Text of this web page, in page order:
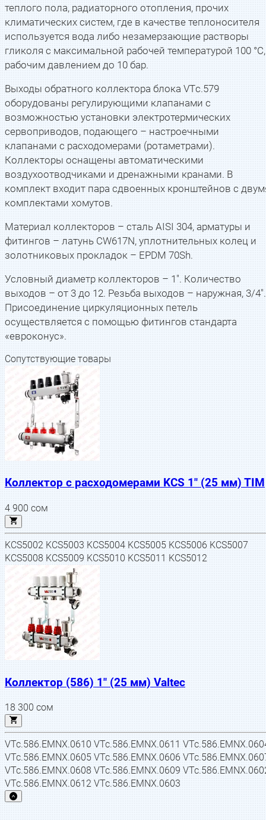
теплого пола, радиаторного отопления, прочих
климатических систем, где в качестве теплоносителя
используется вода либо незамерзающие растворы
гликоля с максимальной рабочей температурой 100 °С,
рабочим давлением до 10 бар.
Выходы обратного коллектора блока VTс.579
оборудованы регулирующими клапанами с
возможностью установки электротермических
сервоприводов, подающего – настроечными
клапанами с расходомерами (ротаметрами).
Коллекторы оснащены автоматическими
воздухоотводчиками и дренажными кранами. В
комплект входит пара сдвоенных кронштейнов с
комплектами хомутов.
Материал коллекторов – сталь AISI 304, арматуры и
фитингов – латунь CW617N, уплотнительных колец и
золотниковых прокладок – EPDM 70Sh.
Условный диаметр коллекторов – 1". Количество
выходов – от 3 до 12. Резьба выходов – наружная, 3/4".
Присоединение циркуляционных петель
осуществляется с помощью фитингов стандарта
«евроконус».
Сопутствующие товары
Коллектор с расходомерами KCS 1" (25 мм) TIM
4 900сом
KCS5002 KCS5003 KCS5004 KCS5005 KCS5006 KCS5007
KCS5008 KCS5009 KCS5010 KCS5011 KCS5012
Коллектор (586) 1" (25 мм) Valtec
18 300сом
VTc.586.EMNX.0610 VTc.586.EMNX.0611
VTc.586.EMNX.0605 VTc.586.EMNX.0606
VTc.586.EMNX.0608 VTc.586.EMNX.0609
VTc.586.EMNX.0612 VTc.586.EMNX.0603